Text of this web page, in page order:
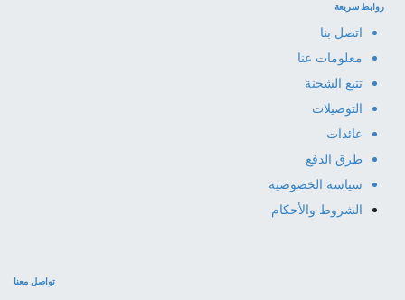
روابط سريعة
اتصل بنا
معلومات عنا
تتبع الشحنة
التوصيلات
عائدات
طرق الدفع
سياسة الخصوصية
الشروط والأحكام
تواصل معنا